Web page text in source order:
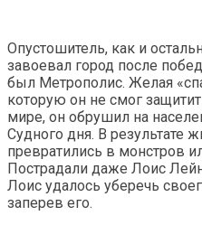
Опустошитель, как и
завоевал город после
был Метрополис. Желая
которую он не смог
мире, он обрушил на
Судного дня. В результате
превратились в монстров
Пострадали даже Лоис
Лоис удалось уберечь
заперев его.